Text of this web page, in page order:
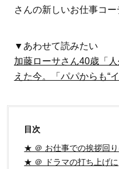
さんの新しいお仕事コー
▼あわせて読みたい
加藤ローサさん40歳「
えた今。「パパからも“
目次
★ ＠ お仕事での挨拶回
★ ＠ ドラマの打ち上げに